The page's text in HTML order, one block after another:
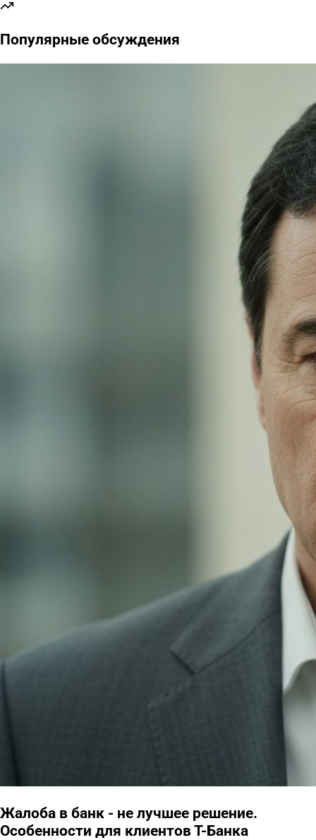
Популярные обсуждения
Жалоба в банк - не лучшее решение.
Особенности для клиентов Т-Банка